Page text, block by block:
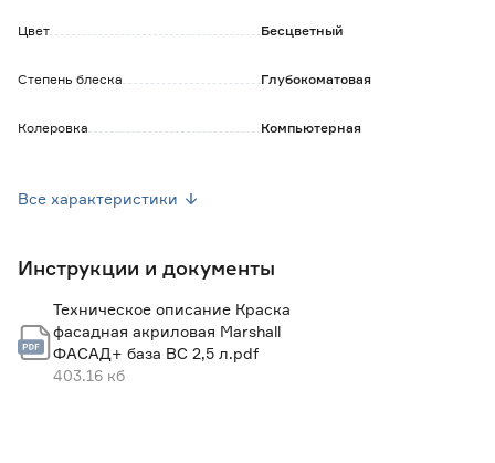
используется как самостоятельное покрытие.
Цвет Бесцветный
Степень блеска Глубокоматовая
Колеровка Компьютерная
Вес брутто (кг) 3.731
Все характеристики
Инструкции и документы
Техническое описание Краска
фасадная акриловая Marshall
ФАСАД+ база BC 2,5 л.pdf
403.16 кб